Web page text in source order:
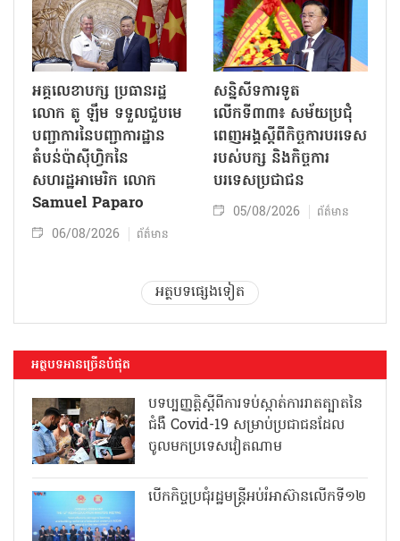
អគ្គលេខាបក្ស ប្រធានរដ្ឋ
លោក តូ ឡឹម ទទួលជួបមេ
បញ្ជាការនៃបញ្ជាការដ្ឋាន
តំបន់ប៉ាស៊ីហ្វិកនៃ
សហរដ្ឋអាមេរិក លោក
Samuel Paparo
06/08/2026 ព័ត៌មាន
សន្និសីទការទូត
លើកទី៣៣៖ សម័យប្រជុំ
ពេញអង្គស្តីពីកិច្ច​ការបរទេស
របស់​បក្ស និងកិច្ច​ការ
បរទេសប្រជាជន
05/08/2026 ព័ត៌មាន
អត្ថបទផ្សេងទៀត
អត្ថបទអានច្រើនបំផុត
បទប្បញ្ញត្តិស្តីពីការទប់ស្កាត់ការរាតត្បាតនៃ
ជំងឺ Covid-19 សម្រាប់ប្រជាជនដែល
ចូលមកប្រទេសវៀតណាម
បើកកិច្ចប្រជុំរដ្ឋមន្ត្រីអប់រំអាស៊ានលើកទី១២